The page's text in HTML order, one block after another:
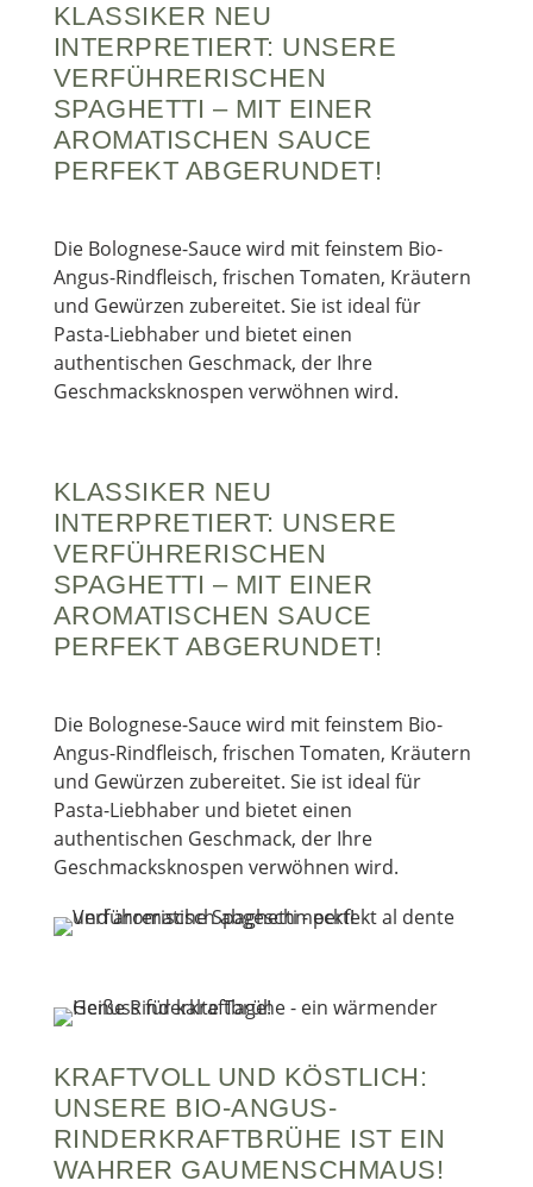
KLASSIKER NEU
INTERPRETIERT: UNSERE
VERFÜHRERISCHEN
SPAGHETTI – MIT EINER
AROMATISCHEN SAUCE
PERFEKT ABGERUNDET!
Die Bolognese-Sauce wird mit feinstem Bio-
Angus-Rindfleisch, frischen Tomaten, Kräutern
und Gewürzen zubereitet. Sie ist ideal für
Pasta-Liebhaber und bietet einen
authentischen Geschmack, der Ihre
Geschmacksknospen verwöhnen wird.
KLASSIKER NEU
INTERPRETIERT: UNSERE
VERFÜHRERISCHEN
SPAGHETTI – MIT EINER
AROMATISCHEN SAUCE
PERFEKT ABGERUNDET!
Die Bolognese-Sauce wird mit feinstem Bio-
Angus-Rindfleisch, frischen Tomaten, Kräutern
und Gewürzen zubereitet. Sie ist ideal für
Pasta-Liebhaber und bietet einen
authentischen Geschmack, der Ihre
Geschmacksknospen verwöhnen wird.
KRAFTVOLL UND KÖSTLICH:
UNSERE BIO-ANGUS-
RINDERKRAFTBRÜHE IST EIN
WAHRER GAUMENSCHMAUS!